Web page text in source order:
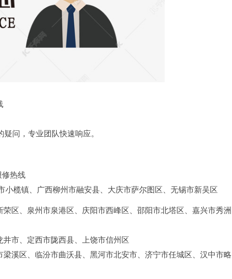
问，专业团队快速响应。
修热线
小榄镇、广西柳州市融安县、大庆市萨尔图区、无锡市新吴区
区、泉州市泉港区、庆阳市西峰区、邵阳市北塔区、嘉兴市秀洲
市、定西市陇西县、上饶市信州区
溪区、临汾市曲沃县、黑河市北安市、济宁市任城区、汉中市略